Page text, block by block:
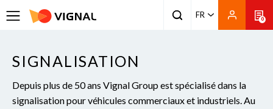
FR 0
SIGNALISATION
Depuis plus de 50 ans Vignal Group est spécialisé dans la
signalisation pour véhicules commerciaux et industriels. Au